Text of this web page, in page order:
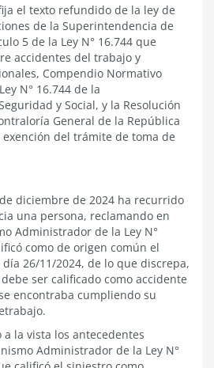
el texto refundido de la ley de
de la Superintendencia de
5 de la Ley N° 16.744 que
accidentes del trabajo y
Compendio Normativo
N° 16.744 de la
y Social, y la Resolución
General de la República
del trámite de toma de
diciembre de 2024 ha recurrido
una persona, reclamando en
Administrador de la Ley N°
como de origen común el
26/11/2024, de lo que discrepa,
ser calificado como accidente
encontraba cumpliendo su
la vista los antecedentes
Administrador de la Ley N°